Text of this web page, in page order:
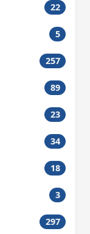
22
5
257
89
23
34
18
3
297